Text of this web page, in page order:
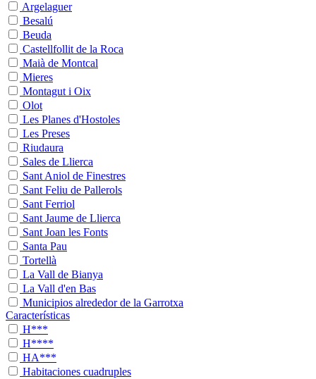
Argelaguer
Besalú
Beuda
Castellfollit de la Roca
Maià de Montcal
Mieres
Montagut i Oix
Olot
Les Planes d'Hostoles
Les Preses
Riudaura
Sales de Llierca
Sant Aniol de Finestres
Sant Feliu de Pallerols
Sant Ferriol
Sant Jaume de Llierca
Sant Joan les Fonts
Santa Pau
Tortellà
La Vall de Bianya
La Vall d'en Bas
Municipios alrededor de la Garrotxa
Características
H***
H****
HA***
Habitaciones cuadruples